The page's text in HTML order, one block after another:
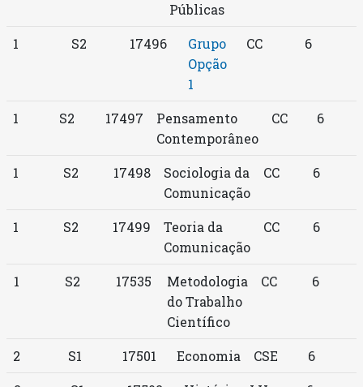
Públicas
1 S2 17496
Grupo
Opção
1
CC 6
1 S2 17497
Pensamento
Contemporâneo
CC 6
1 S2 17498
Sociologia da
Comunicação
CC 6
1 S2 17499
Teoria da
Comunicação
CC 6
1 S2 17535
Metodologia
do Trabalho
Científico
CC 6
2 S1 17501 Economia CSE
6